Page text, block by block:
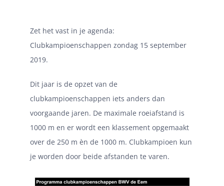
Zet het vast in je agenda:
Clubkampioenschappen zondag 15 september
2019.
Dit jaar is de opzet van de
clubkampioenschappen iets anders dan
voorgaande jaren. De maximale roeiafstand is
1000 m en er wordt een klassement opgemaakt
over de 250 m èn de 1000 m. Clubkampioen kun
je worden door beide afstanden te varen.